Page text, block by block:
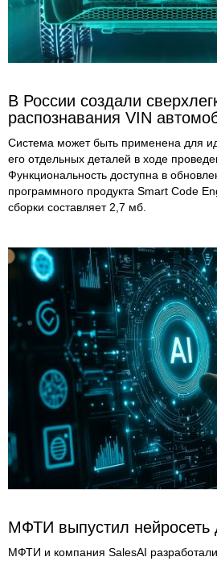
В России создали
распознавания VIN
Система может быть применена для
его отдельных деталей в ходе
Функциональность доступна в
программного продукта Smart Code
сборки составляет 2,7 мб.
МФТИ выпустил нейросеть
МФТИ и компания SalesAI